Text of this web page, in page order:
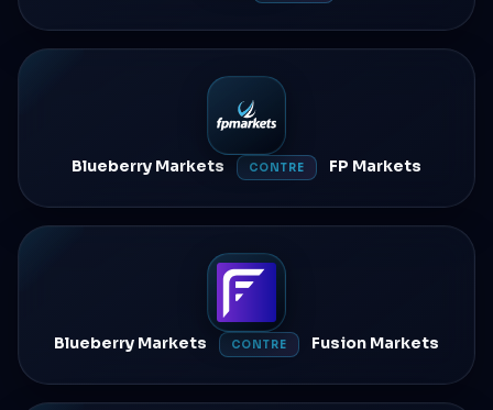
Blueberry Markets CONTRE FP Markets
Blueberry Markets CONTRE Fusion Markets